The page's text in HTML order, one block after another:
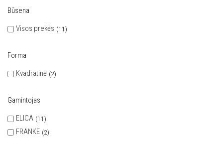
Būsena
Visos prekės
11
Forma
Kvadratinė 2
Gamintojas
ELICA 11
FRANKE 2